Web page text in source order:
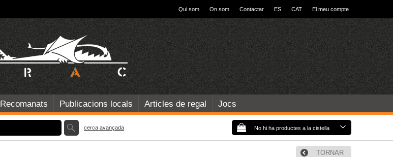
Qui som On som Contactar ES CAT El meu compte
Recomanats Publicacions locals Articles de regal Jocs
No hi ha productes a la cistella
cerca avançada
TORNAR